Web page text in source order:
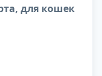
для кошек